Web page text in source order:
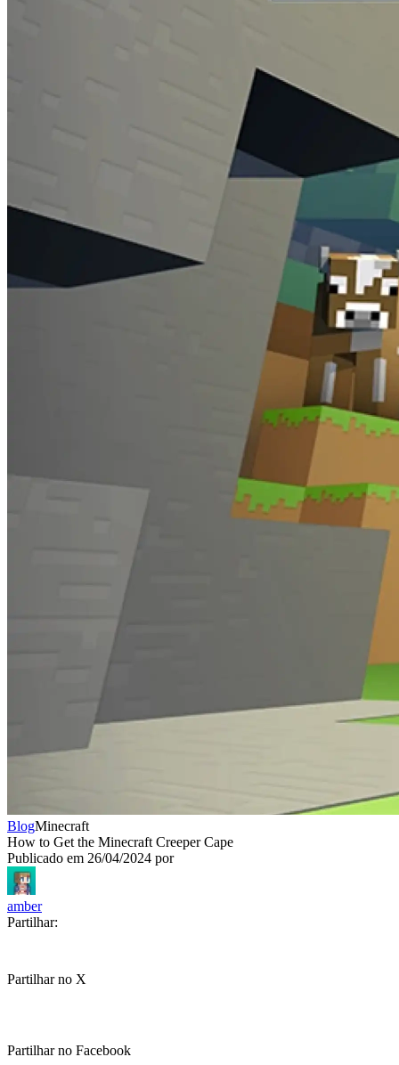
BlogMinecraft
How to Get the Minecraft Creeper Cape
Publicado em 26/04/2024 por
amber
Partilhar:
Partilhar no X
Partilhar no Facebook